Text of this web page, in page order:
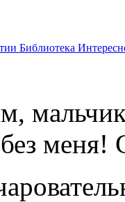
Библиотека
меня!